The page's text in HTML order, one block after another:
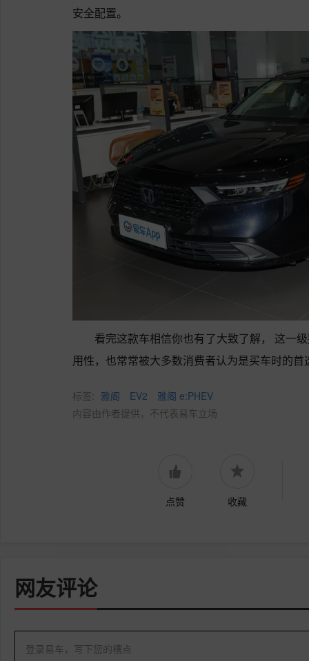
安全配置。
看完这款车相信你也有了大致了解， 这一
用性，也常常被大多数消费者认为是买车时的首
标签: 雅阁 EV2
雅阁 e:PHEV
内容由作者提供，不代表易车立场
点赞 收藏
网友评论
登录易车，写下您的槽点